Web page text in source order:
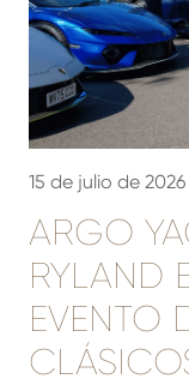
15 de julio de 2026
ARGO
RYLAND
EVENTO